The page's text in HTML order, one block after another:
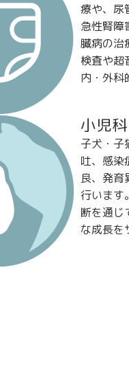
療や、尿
急性腎障
臓病の治
検査や超
内・外科
小児科
子犬・子
吐、感染
良、発育
行います
断を通じ
な成長を